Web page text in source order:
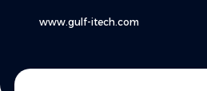
www.gulf-itech.com